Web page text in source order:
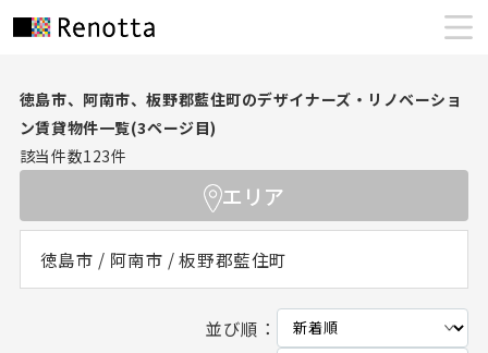
徳島市、阿南市、板野郡藍住町のデザイナーズ・リノベーショ
ン賃貸物件一覧(3ページ目)
該当件数123件
エリア
徳島市 / 阿南市 / 板野郡藍住町
並び順：